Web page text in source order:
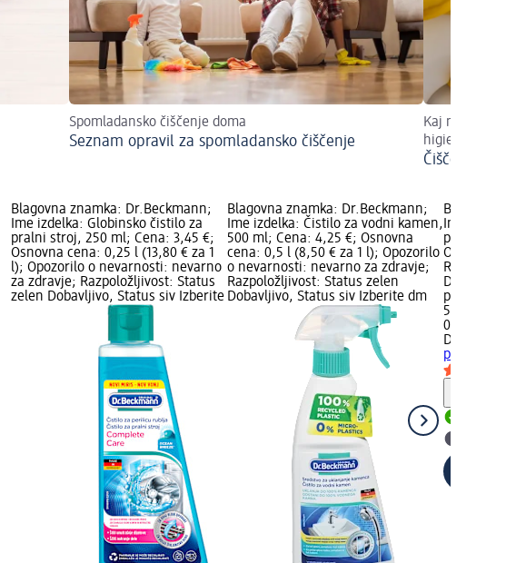
Spomladansko čiščenje doma
Seznam opravil za spomladansko čiščenje
Kaj morate
higienično
Čiščenje
Blagovna znamka: Dr.Beckmann;
Ime izdelka: Globinsko čistilo za
pralni stroj, 250 ml; Cena: 3,45 €;
Osnovna cena: 0,25 l (13,80 € za 1
l); Opozorilo o nevarnosti: nevarno
za zdravje; Razpoložljivost: Status
zelen Dobavljivo, Status siv Izberite
Blagovna znamka: Dr.Beckmann;
Ime izdelka: Čistilo za vodni kamen,
500 ml; Cena: 4,25 €; Osnovna
cena: 0,5 l (8,50 € za 1 l); Opozorilo
o nevarnosti: nevarno za zdravje;
Razpoložljivost: Status zelen
Dobavljivo, Status siv Izberite dm
Blagovna
Ime
pohištvo,
Osnovna
Dobavljivo,
prodajalno
5,45 €
0,4 l (13,63
pohištvo,